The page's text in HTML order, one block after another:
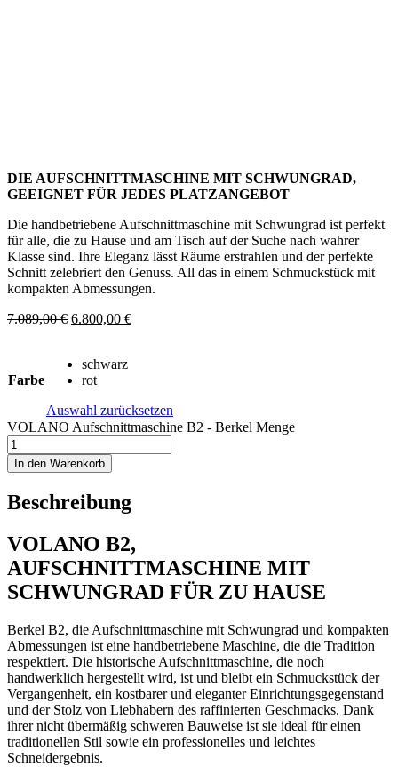
DIE AUFSCHNITTMASCHINE MIT SCHWUNGRAD,
GEEIGNET FÜR JEDES PLATZANGEBOT
Die handbetriebene Aufschnittmaschine mit Schwungrad ist perfekt
für alle, die zu Hause und am Tisch auf der Suche nach wahrer
Klasse sind. Ihre Eleganz lässt Räume erstrahlen und der perfekte
Schnitt zelebriert den Genuss. All das in einem Schmuckstück mit
kompakten Abmessungen.
7.089,00€ 6.800,00 €
Farbe
schwarz
rot
Auswahl zurücksetzen
VOLANO Aufschnittmaschine B2 - Berkel Menge
In den Warenkorb
Beschreibung
VOLANO B2,
AUFSCHNITTMASCHINE MIT
SCHWUNGRAD FÜR ZU HAUSE
Berkel B2, die Aufschnittmaschine mit Schwungrad und kompakten
Abmessungen ist eine handbetriebene Maschine, die die Tradition
respektiert. Die historische Aufschnittmaschine, die noch
handwerklich hergestellt wird, ist und bleibt ein Schmuckstück der
Vergangenheit, ein kostbarer und eleganter Einrichtungsgegenstand
und der Stolz von Liebhabern des raffinierten Geschmacks. Dank
ihrer nicht übermäßig schweren Bauweise ist sie ideal für einen
traditionellen Stil sowie ein professionelles und leichtes
Schneidergebnis.